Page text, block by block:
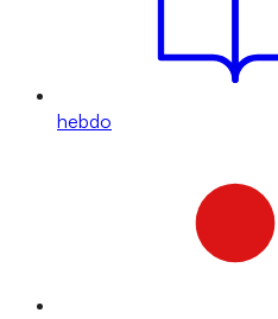
hebdo